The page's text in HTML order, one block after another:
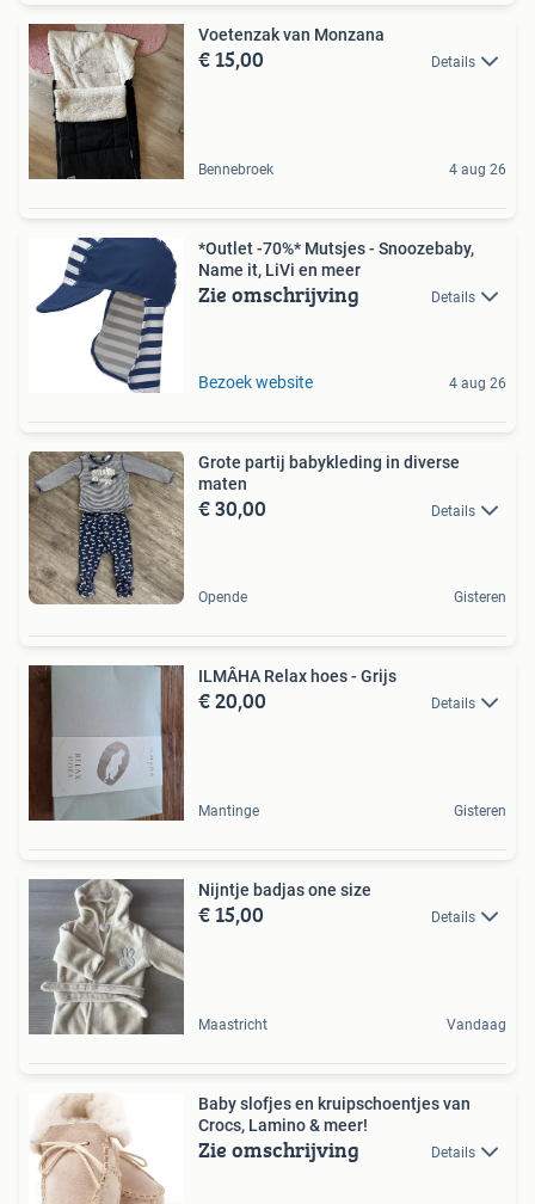
Voetenzak van Monzana
€ 15,00 Details
Bennebroek 4 aug 26
*Outlet -70%* Mutsjes - Snoozebaby,
Name it, LiVi en meer
Zie omschrijving Details
Bezoek website 4 aug 26
Grote partij babykleding in diverse
maten
€ 30,00 Details
Opende Gisteren
ILMÂHA Relax hoes - Grijs
€ 20,00 Details
Mantinge Gisteren
Nijntje badjas one size
€ 15,00 Details
Maastricht Vandaag
Baby slofjes en kruipschoentjes van
Crocs, Lamino & meer!
Zie omschrijving Details